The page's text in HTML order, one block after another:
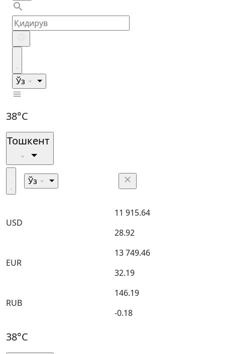
Ўз
38°C
Тошкент
Ўз
USD
11 915.64
28.92
EUR
13 749.46
32.19
RUB
146.19
-0.18
38°C